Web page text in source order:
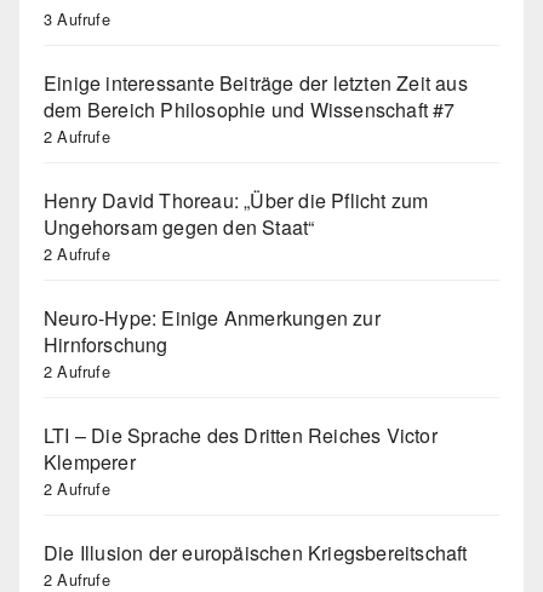
3 Aufrufe
Einige interessante Beiträge der letzten Zeit aus
dem Bereich Philosophie und Wissenschaft #7
2 Aufrufe
Henry David Thoreau: „Über die Pflicht zum
Ungehorsam gegen den Staat“
2 Aufrufe
Neuro-Hype: Einige Anmerkungen zur
Hirnforschung
2 Aufrufe
LTI – Die Sprache des Dritten Reiches Victor
Klemperer
2 Aufrufe
Die Illusion der europäischen Kriegsbereitschaft
2 Aufrufe